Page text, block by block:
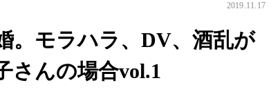
2019.11.17
。モラハラ、DV、酒乱が
さんの場合vol.1